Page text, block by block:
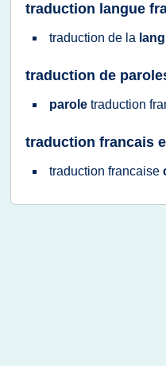
traduction langue
traduction de la
traduction de
parole traduction
traduction francais
traduction francaise